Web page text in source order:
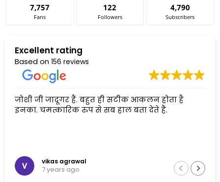
7,757
Fans
122
Followers
4,790
Subscribers
Excellent rating
Based on 156 reviews
जोशी जी जादूगर हैं. बहुत ही सटीक आकलन होता है
इनका. चमत्कारिक रुप से सब हाल बता देते हैं.
vikas agrawal
7 years ago